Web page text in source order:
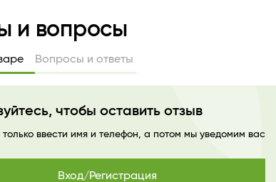
и вопросы
Вопросы и ответы
чтобы оставить отзыв
ввести имя и телефон, а потом мы уведомим вас
Вход/Регистрация